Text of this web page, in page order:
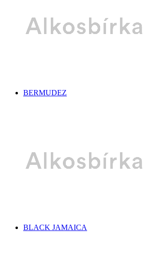
BERMUDEZ
BLACK JAMAICA